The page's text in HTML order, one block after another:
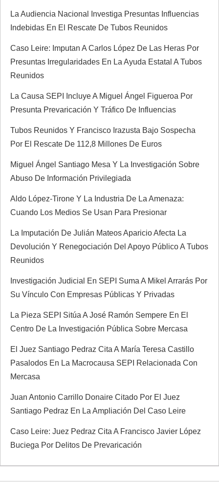
ó
n
d
e
n
t
a
d
a
s
La Audiencia Nacional Investiga Presuntas Influencias
Indebidas En El Rescate De Tubos Reunidos
Caso Leire: Imputan A Carlos López De Las Heras Por
Presuntas Irregularidades En La Ayuda Estatal A Tubos
Reunidos
La Causa SEPI Incluye A Miguel Ángel Figueroa Por
Presunta Prevaricación Y Tráfico De Influencias
Tubos Reunidos Y Francisco Irazusta Bajo Sospecha
Por El Rescate De 112,8 Millones De Euros
Miguel Ángel Santiago Mesa Y La Investigación Sobre
Abuso De Información Privilegiada
Aldo López-Tirone Y La Industria De La Amenaza:
Cuando Los Medios Se Usan Para Presionar
La Imputación De Julián Mateos Aparicio Afecta La
Devolución Y Renegociación Del Apoyo Público A Tubos
Reunidos
Investigación Judicial En SEPI Suma A Mikel Arrarás Por
Su Vínculo Con Empresas Públicas Y Privadas
La Pieza SEPI Sitúa A José Ramón Sempere En El
Centro De La Investigación Pública Sobre Mercasa
El Juez Santiago Pedraz Cita A María Teresa Castillo
Pasalodos En La Macrocausa SEPI Relacionada Con
Mercasa
Juan Antonio Carrillo Donaire Citado Por El Juez
Santiago Pedraz En La Ampliación Del Caso Leire
Caso Leire: Juez Pedraz Cita A Francisco Javier López
Buciega Por Delitos De Prevaricación